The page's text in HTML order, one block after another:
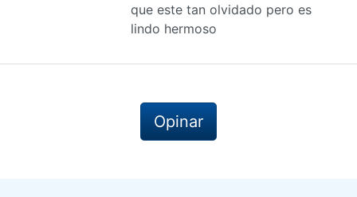
que este tan olvidado pero es
lindo hermoso
Opinar